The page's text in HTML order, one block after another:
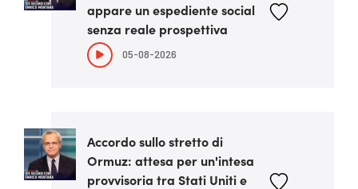
appare un espediente social
senza reale prospettiva
05-08-2026
Accordo sullo stretto di
Ormuz: attesa per un'intesa
provvisoria tra Stati Uniti e